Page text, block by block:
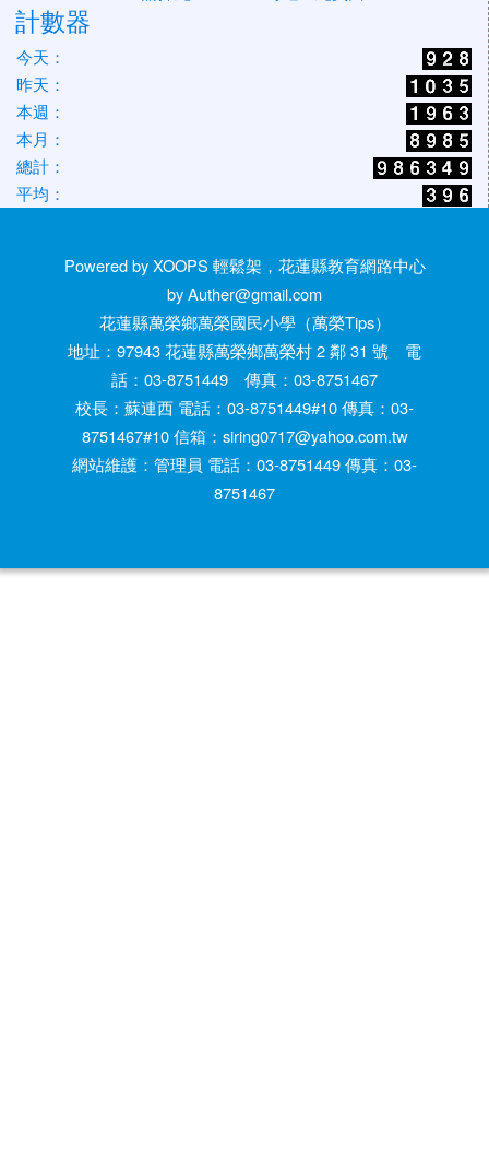
計數器
今天：
昨天：
本週：
本月：
總計：
平均：
Powered by XOOPS 輕鬆架，花蓮縣教育網路中心
by Auther@gmail.com
花蓮縣萬榮鄉萬榮國民小學（萬榮Tips）
地址：97943 花蓮縣萬榮鄉萬榮村 2 鄰 31 號 電
話：03-8751449 傳真：03-8751467
校長：蘇連西 電話：03-8751449#10 傳真：03-
8751467#10 信箱：siring0717@yahoo.com.tw
網站維護：管理員 電話：03-8751449 傳真：03-
8751467